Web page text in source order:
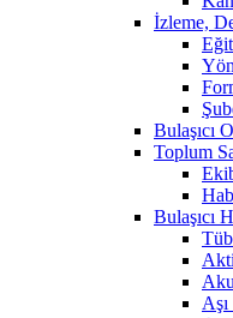
İzleme,
Bulaşıcı
Toplum
Bulaşıcı